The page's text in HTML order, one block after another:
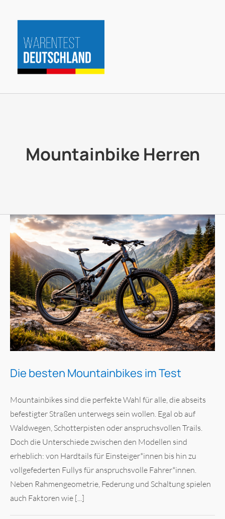
Inhalt
springen
Mountainbike Herren
Die besten Mountainbikes im Test
Mountainbikes sind die perfekte Wahl für alle, die abseits
befestigter Straßen unterwegs sein wollen. Egal ob auf
Waldwegen, Schotterpisten oder anspruchsvollen Trails.
Doch die Unterschiede zwischen den Modellen sind
erheblich: von Hardtails für Einsteiger*innen bis hin zu
vollgefederten Fullys für anspruchsvolle Fahrer*innen.
Neben Rahmengeometrie, Federung und Schaltung spielen
auch Faktoren wie [...]